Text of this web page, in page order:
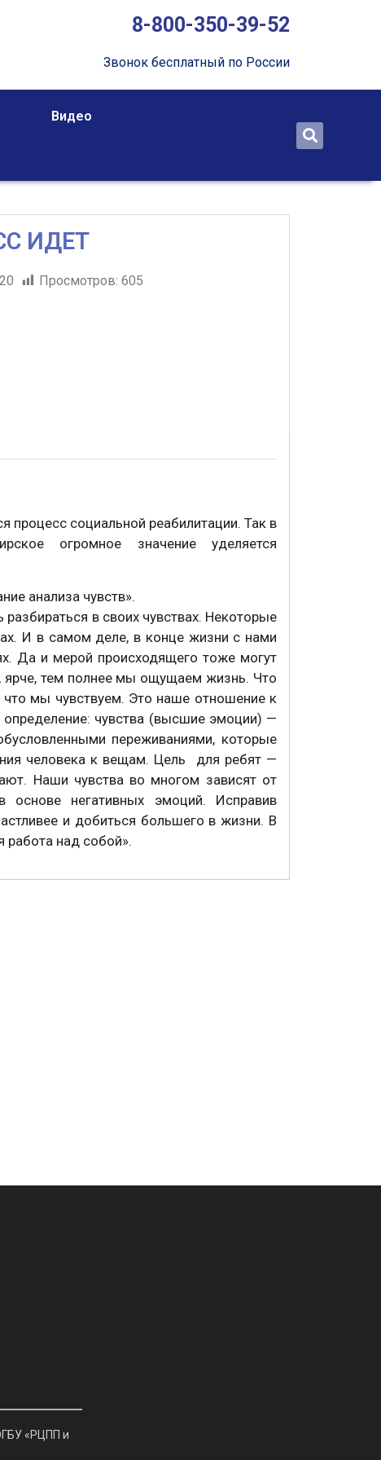
8-800-350-39-52
Звонок бесплатный по России
Видео
ИДЕТ
Просмотров: 605
процесс социальной реабилитации. Так в
огромное значение уделяется
анализа чувств».
в своих чувствах. Некоторые
И в самом деле, в конце жизни с нами
Да и мерой происходящего тоже могут
ярче, тем полнее мы ощущаем жизнь. Что
что мы чувствуем. Это наше отношение к
чувства (высшие эмоции) —
переживаниями, которые
человека к вещам. Цель для ребят —
Наши чувства во многом зависят от
негативных эмоций. Исправив
и добиться большего в жизни. В
работа над собой».
«РЦПП и